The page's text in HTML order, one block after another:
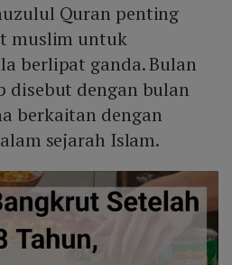
Quran penting
muslim untuk
berlipat ganda. Bulan
disebut dengan bulan
berkaitan dengan
sejarah Islam.